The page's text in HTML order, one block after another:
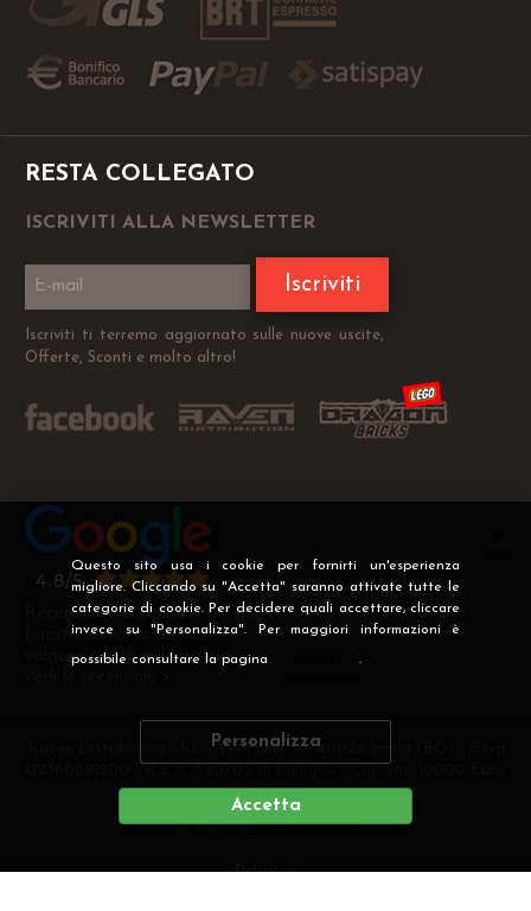
Questo sito usa i cookie per fornirti un'esperienza
migliore. Cliccando su "Accetta" saranno attivate tutte le
categorie di cookie. Per decidere quali accettare, cliccare
invece su "Personalizza". Per maggiori informazioni è
possibile consultare la pagina .
Personalizza
Accetta
RESTA COLLEGATO
ISCRIVITI ALLA NEWSLETTER
Iscriviti
Iscriviti ti terremo aggiornato sulle nuove uscite,
Offerte, Sconti e molto altro!
Recensioni Verificate
I nostri clienti soddisfatti
valgono più di mille parole
Raven Distribution SRL - Via Fanin 30, 40026 Imola (BO) - P.Iva
i.v
DEVELOPERCREATIVE WEB
Privacy